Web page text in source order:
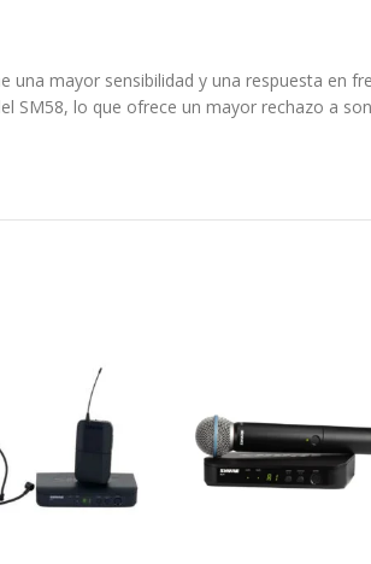
mayor sensibilidad y una respuesta en
SM58, lo que ofrece un mayor rechazo a